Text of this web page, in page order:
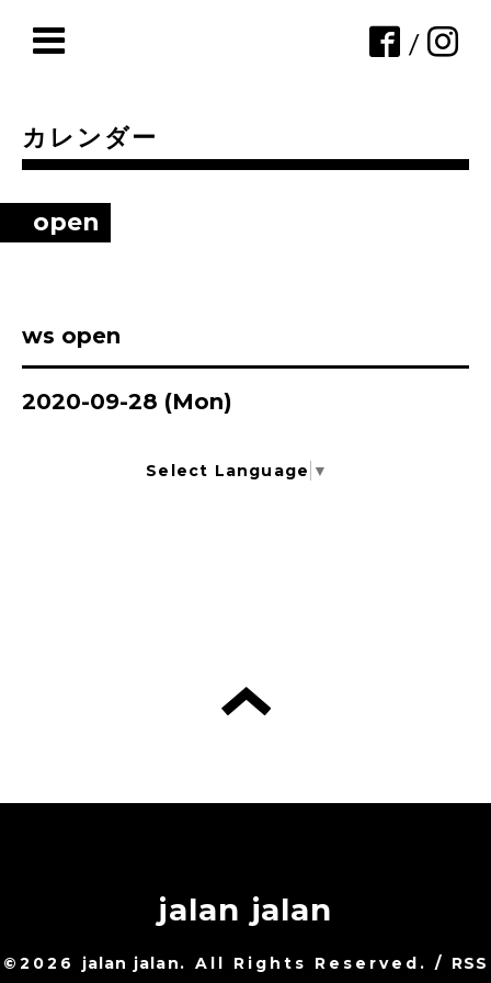
/
カレンダー
open
ws open
2020-09-28 (Mon)
Select Language ▼
jalan jalan
©2026 jalan jalan. All Rights Reserved. / RSS